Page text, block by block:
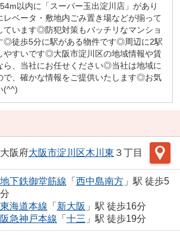
以内に「スーパー玉出淀川店」があり
ベータ・敷地内ごみ置き場などが揃って
ています◎防犯対策もバッチリなマンショ
◎徒歩5分に駅がある物件です◎周辺に2駅
やすいです◎大阪市淀川区の地域情報や賃
ら、当社にお任せください◎当社は地域に
で、確かな情報をご提供いたします◎お気
(^^)
大阪府大阪市淀川区木川東 ３丁目
地下鉄御堂筋線 「 西中島南方」駅 徒歩5
分
東海道本線 「 新大阪 」駅 徒歩16分
阪急神戸本線 「 十三 」駅 徒歩19分